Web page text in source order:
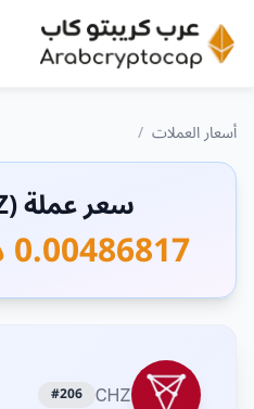
أسعار العملات /
سعر عملة (CHZ) اليوم
0.00486817 دينار بحريني
CHZ
#206